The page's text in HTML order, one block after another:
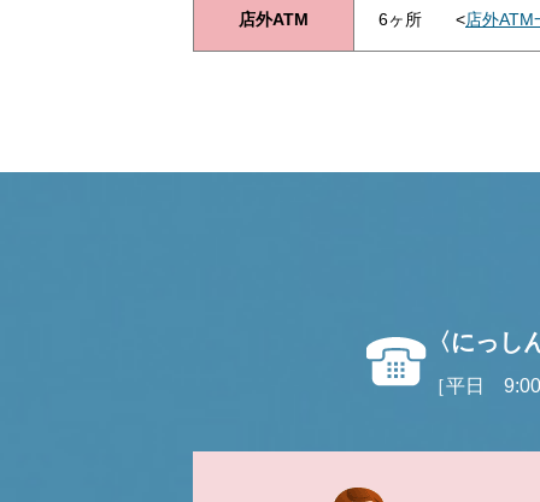
店外ATM 6ヶ所 <店外
〈にっし
［平日